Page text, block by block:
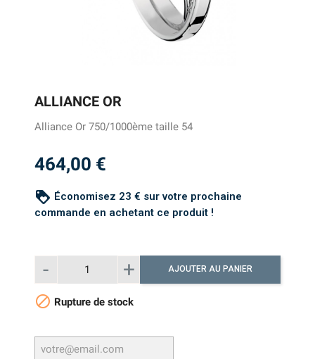
ALLIANCE OR
Alliance Or 750/1000ème taille 54
464,00 €
loyalty Économisez 23 € sur votre prochaine
commande en achetant ce produit !
AJOUTER AU PANIER
 Rupture de stock